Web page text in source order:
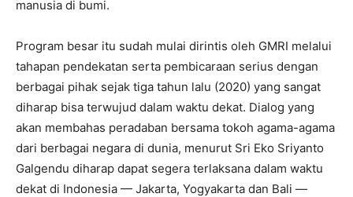
manusia di bumi.
Program besar itu sudah mulai dirintis oleh GMRI melalui
tahapan pendekatan serta pembicaraan serius dengan
berbagai pihak sejak tiga tahun lalu (2020) yang sangat
diharap bisa terwujud dalam waktu dekat. Dialog yang
akan membahas peradaban bersama tokoh agama-agama
dari berbagai negara di dunia, menurut Sri Eko Sriyanto
Galgendu diharap dapat segera terlaksana dalam waktu
dekat di Indonesia — Jakarta, Yogyakarta dan Bali —